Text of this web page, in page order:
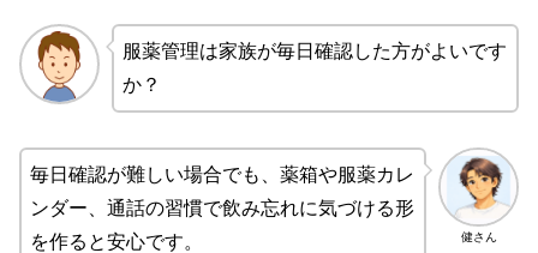
服薬管理は家族が毎日確認した方がよいです
か？
健さん
毎日確認が難しい場合でも、薬箱や服薬カレ
ンダー、通話の習慣で飲み忘れに気づける形
を作ると安心です。